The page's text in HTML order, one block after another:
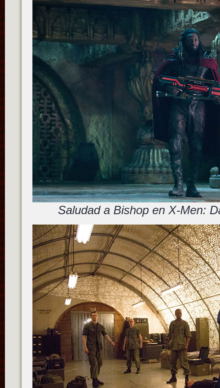
Saludad a Bishop en X-Men: